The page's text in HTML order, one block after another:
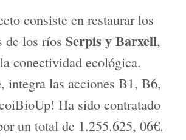
zona urbana, que cuenta
la Fundación
del Ministerio para la
y el Reto
en el marco del
Transformación y